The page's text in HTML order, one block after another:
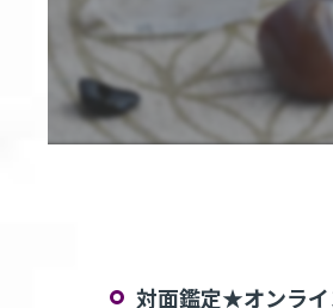
対面鑑定★オンラ